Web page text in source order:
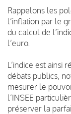
Rappelons les
l’inflation par le
du calcul de
l’euro.
L’indice est ainsi
débats publics,
mesurer le
l’INSEE
préserver la